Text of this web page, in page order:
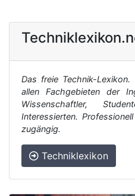
Das freie Technik-
allen Fachgebieten der
Wissenschaftler,
Interessierten.
zugängig.
Techniklexikon